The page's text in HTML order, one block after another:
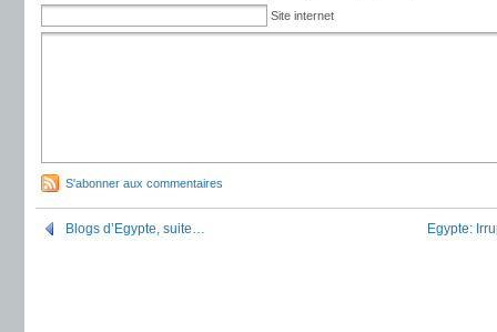
Site internet
S'abonner aux commentaires
Blogs d’Egypte, suite… Egypte: